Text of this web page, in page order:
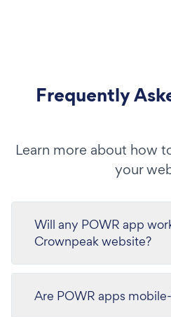
Frequently
Learn more about how
your
Will any POWR app
Crownpeak website?
Are POWR apps